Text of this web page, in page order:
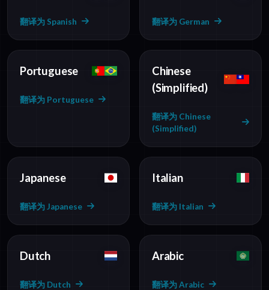
翻译为 Spanish 翻译为 German
Portuguese
翻译为 Portuguese
Chinese
(Simplified)
翻译为 Chinese
(Simplified)
Japanese
翻译为 Japanese
Italian
翻译为 Italian
Dutch
翻译为 Dutch
Arabic
翻译为 Arabic